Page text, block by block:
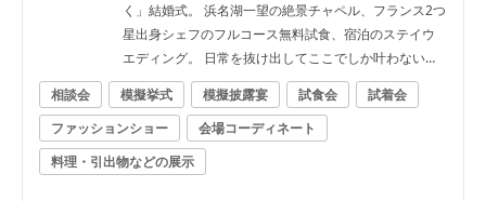
く」結婚式。 浜名湖一望の絶景チャペル、フランス2つ
星出身シェフのフルコース無料試食、宿泊のステイウ
エディング。 日常を抜け出してここでしか叶わない一
日を★
相談会 模擬挙式 模擬披露宴 試食会
試着会
ファッションショー
会場コーディネート
料理・引出物などの展示